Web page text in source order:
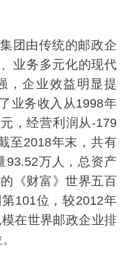
团由传统的邮政企
业务多元化的现代
，企业效益明显提
业务收入从1998年
，经营利润从-179
至2018年末，共有
93.52万人，总资产
《财富》世界五百
101位，较2012年
在世界邮政企业排